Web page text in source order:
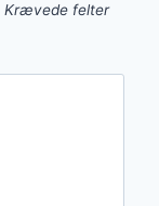
Krævede felter